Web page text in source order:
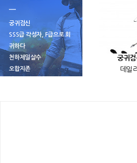
궁귀검신
SSS급 각성자, F급으로 회
귀하다
천하제일살수
오합지존
궁귀
데일